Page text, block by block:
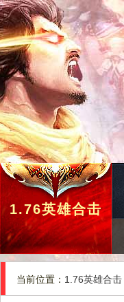
1.76英雄合击
当前位置： 1.76英雄合击